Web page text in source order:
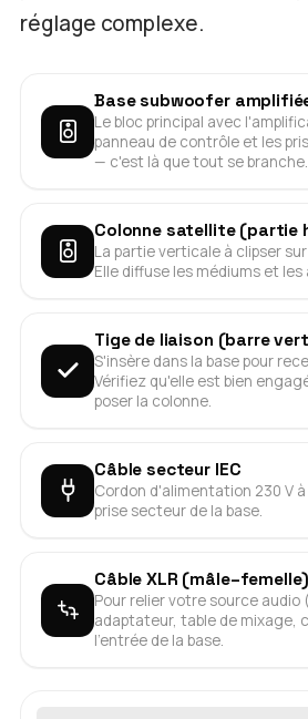
réglage complexe.
Base subwoofer
Le bloc principal avec
panneau de contrôle et les
— c'est là que tout se branche.
Colonne satellite (partie
La partie verticale à clipser
Elle diffuse les médiums et les
Tige de liaison (barre
S'insère dans la base pour
Vérifiez qu'elle est bien
poser la colonne.
Câble secteur IEC
Cordon d'alimentation 230 V
prise secteur de la base.
Câble XLR (mâle–femelle)
Pour relier votre source audio
adaptateur, table de mixage,
l'entrée de la base.